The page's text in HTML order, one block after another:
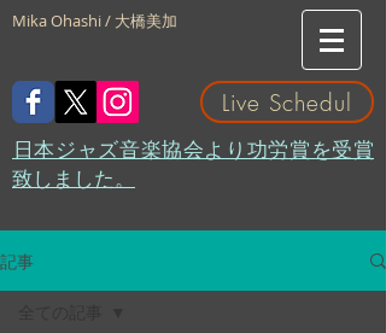
Mika Ohashi / 大橋美加
Live Schedul
​日本ジャズ音楽協会より功労賞を受賞
致しました。
記事